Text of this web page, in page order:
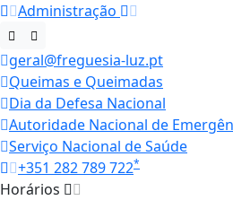
Administração
geral@freguesia-luz.pt
Queimas e Queimadas
Dia da Defesa Nacional
Autoridade Nacional de
Serviço Nacional de Saúde
+351 282 789 722*
Horários